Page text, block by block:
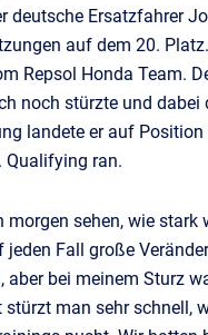
deutsche Ersatzfahrer
auf dem 20.
Repsol Honda Team.
noch stürzte und
landete er auf
Qualifying ran.
morgen sehen, wie
jeden Fall große
aber bei meinem Sturz
stürzt man sehr schnell,